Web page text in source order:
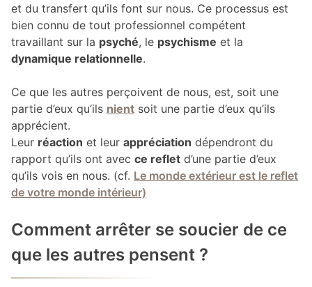
et du transfert qu’ils font sur nous. Ce processus est
bien connu de tout professionnel compétent
travaillant sur la psyché, le psychisme et la
dynamique relationnelle.
Ce que les autres perçoivent de nous, est, soit une
partie d’eux qu’ils nient soit une partie d’eux qu’ils
apprécient.
Leur réaction et leur appréciation dépendront du
rapport qu’ils ont avec ce reflet d’une partie d’eux
qu’ils vois en nous. (cf. Le monde extérieur est le reflet
de votre monde intérieur)
Comment arrêter se soucier de ce
que les autres pensent ?